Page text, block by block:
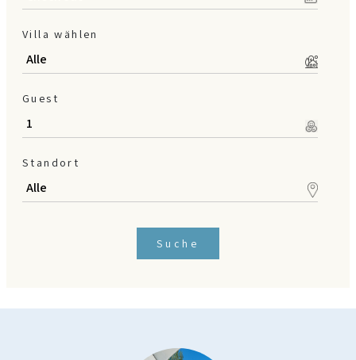
Villa wählen
Guest
Standort
Suche